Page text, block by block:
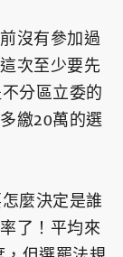
沒有參加過
次至少要先
分區立委的
繳20萬的選
麼決定是誰
了！平均來